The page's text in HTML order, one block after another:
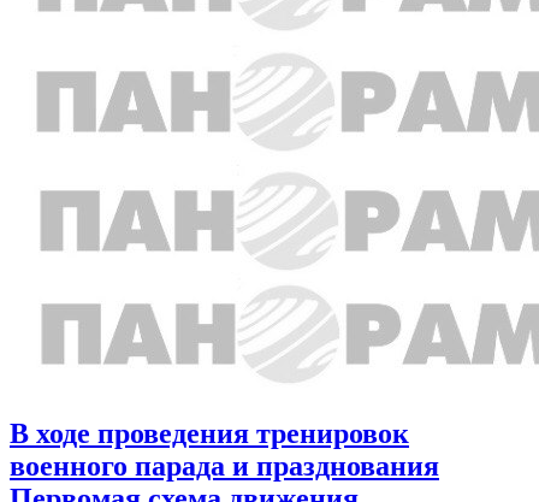
В ходе проведения тренировок
военного парада и празднования